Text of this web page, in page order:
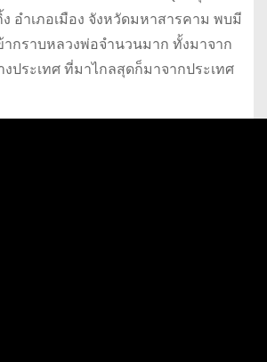
อำเภอเมือง จังหวัดมหาสารคาม พบมี
กราบหลวงพ่อจำนวนมาก ทั้งมาจาก
ประเทศ ที่มาไกลสุดก็มาจากประเทศ